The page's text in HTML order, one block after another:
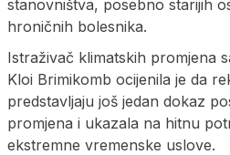
stanovništva, posebno starijih
hroničnih bolesnika.
Istraživač klimatskih promjena
Kloi Brimikomb ocijenila je da
predstavljaju još jedan dokaz
promjena i ukazala na hitnu
ekstremne vremenske uslove.